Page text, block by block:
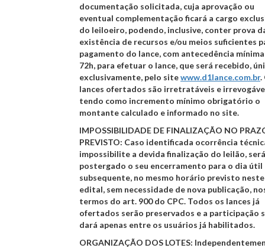
documentação solicitada, cuja aprovação ou
eventual complementação ficará a cargo
do leiloeiro, podendo, inclusive, conter prova
existência de recursos e/ou meios suficientes
pagamento do lance, com antecedência
72h, para efetuar o lance, que será recebido,
exclusivamente, pelo sitewww.d1lance.com.br.
lances ofertados são irretratáveis e
tendo como incremento mínimo obrigatório o
montante calculado e informado no site.
IMPOSSIBILIDADE DE FINALIZAÇÃO NO
PREVISTO: Caso identificada ocorrência
impossibilite a devida finalização do leilão, será
postergado o seu encerramento para o dia útil
subsequente, no mesmo horário previsto neste
edital, sem necessidade de nova publicação,
termos do art. 900 do CPC. Todos os lances já
ofertados serão preservados e a participação
dará apenas entre os usuários já habilitados.
ORGANIZAÇÃO DOS LOTES: